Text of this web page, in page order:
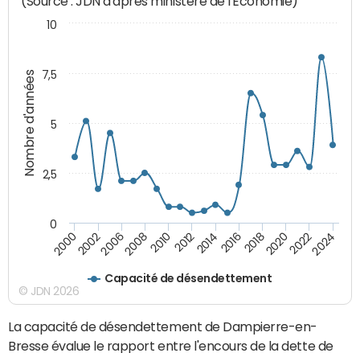
Nombre d'années
Capacité de désendettement
20002002200620082010 2012201420162018202020222024
0
2,5
5
7,5
10
© JDN 2026
La capacité de désendettement de Dampierre-en-
Bresse évalue le rapport entre l'encours de la dette de